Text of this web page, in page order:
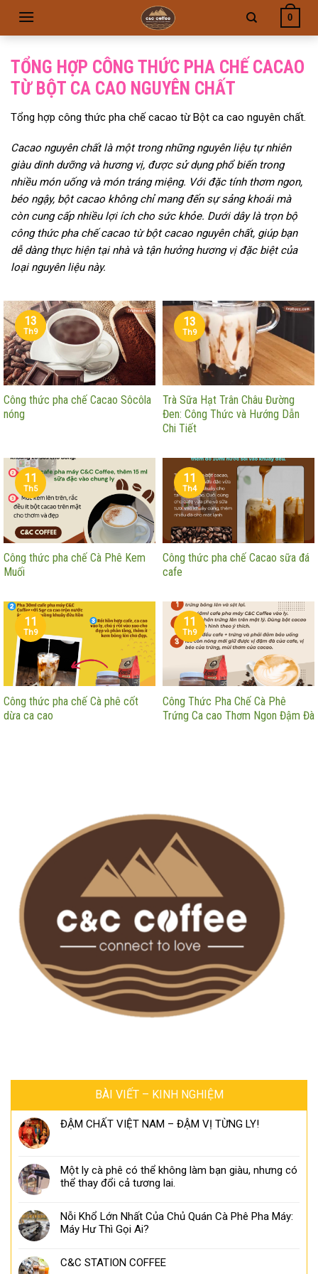
0
TỔNG HỢP CÔNG THỨC PHA CHẾ CACAO
TỪ BỘT CA CAO NGUYÊN CHẤT
Tổng hợp công thức pha chế cacao từ Bột ca cao nguyên chất.
Cacao nguyên chất là một trong những nguyên liệu tự nhiên
giàu dinh dưỡng và hương vị, được sử dụng phổ biến trong
nhiều món uống và món tráng miệng. Với đặc tính thơm ngon,
béo ngậy, bột cacao không chỉ mang đến sự sảng khoái mà
còn cung cấp nhiều lợi ích cho sức khỏe. Dưới dây là trọn bộ
công thức pha chế cacao từ bột cacao nguyên chất, giúp bạn
dễ dàng thực hiện tại nhà và tận hưởng hương vị đặc biệt của
loại nguyên liệu này.
Công thức pha chế Cacao Sôcôla
nóng
13
Th9
Trà Sữa Hạt Trân Châu Đường
Đen: Công Thức và Hướng Dẫn
Chi Tiết
13
Th9
Công thức pha chế Cà Phê Kem
Muối
11
Th5
Công thức pha chế Cacao sữa đá
cafe
11
Th4
Công thức pha chế Cà phê cốt
dừa ca cao
11
Th9
Công Thức Pha Chế Cà Phê
Trứng Ca cao Thơm Ngon Đậm Đà
11
Th9
BÀI VIẾT – KINH NGHIỆM
ĐẬM CHẤT VIỆT NAM – ĐẬM VỊ TỪNG LY!
Một ly cà phê có thể không làm bạn giàu, nhưng có
thể thay đổi cả tương lai.
Nỗi Khổ Lớn Nhất Của Chủ Quán Cà Phê Pha Máy:
Máy Hư Thì Gọi Ai?
C&C STATION COFFEE